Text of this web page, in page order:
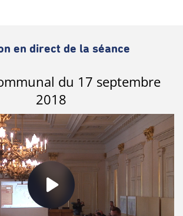
en direct de la séance